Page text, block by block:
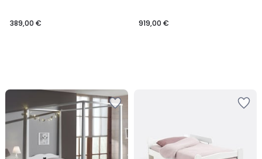
389,00 € 919,00 €